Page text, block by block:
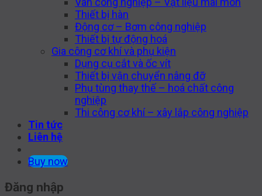
Thiết bị hàn
Động cơ – Bơm công nghiệp
Thiết bị tự động hoá
Gia công cơ khí và phụ kiện
Dụng cụ cắt và ốc vít
Thiết bị vận chuyển nâng đỡ
Phụ tùng thay thế – hoá chất công
nghiệp
Thi công cơ khí – xây lắp công nghiệp
Tin tức
Liên hệ
Buy now
Đăng nhập